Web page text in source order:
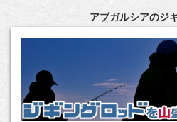
アブガルシアのジ